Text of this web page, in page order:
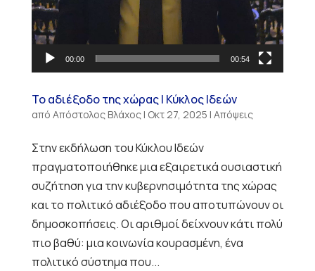
00:00 00:54
Το αδιέξοδο της χώρας | Κύκλος Ιδεών
από Απόστολος Βλάχος| Οκτ 27, 2025 | Απόψεις
Στην εκδήλωση του Κύκλου Ιδεών
πραγματοποιήθηκε μια εξαιρετικά ουσιαστική
συζήτηση για την κυβερνησιμότητα της χώρας
και το πολιτικό αδιέξοδο που αποτυπώνουν οι
δημοσκοπήσεις. Οι αριθμοί δείχνουν κάτι πολύ
πιο βαθύ: μια κοινωνία κουρασμένη, ένα
πολιτικό σύστημα που...